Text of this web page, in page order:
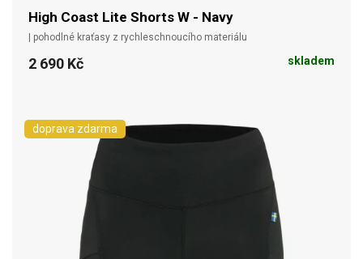
High Coast Lite Shorts W - Navy
| pohodlné kraťasy z rychleschnoucího materiálu
2 690 Kč skladem
doprava zdarma